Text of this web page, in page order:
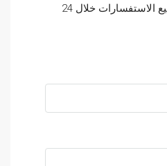
نهدف إلى الرد على جميع الاستفسارات خلال 24